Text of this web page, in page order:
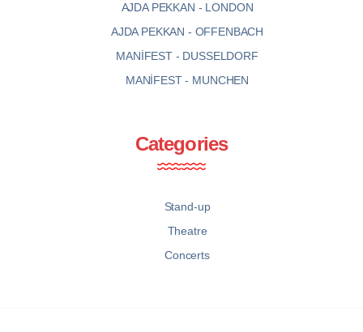
AJDA PEKKAN - LONDON
AJDA PEKKAN - OFFENBACH
MANİFEST - DUSSELDORF
MANİFEST - MUNCHEN
Categories
Stand-up
Theatre
Concerts